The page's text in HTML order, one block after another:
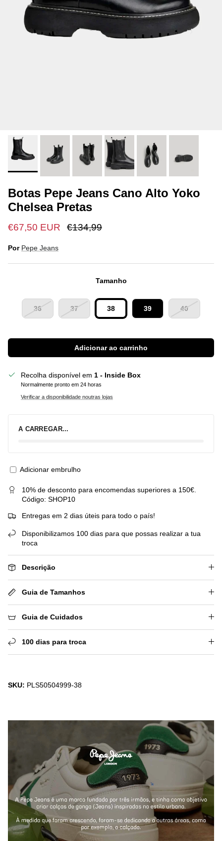
Botas Pepe Jeans Cano Alto Yoko
Chelsea Pretas
€67,50 EUR €134,99
Por Pepe Jeans
Tamanho
36 37 38 39 40
Adicionar ao carrinho
Recolha disponível em 1 - Inside Box
Normalmente pronto em 24 horas
Verificar a disponibilidade noutras lojas
A CARREGAR...
Adicionar embrulho
10% de desconto para encomendas superiores a 150€.
Código: SHOP10
Entregas em 2 dias úteis para todo o país!
Disponibilizamos 100 dias para que possas realizar a tua
troca
Descrição
Guia de Tamanhos
Guia de Cuidados
100 dias para troca
SKU: PLS50504999-38